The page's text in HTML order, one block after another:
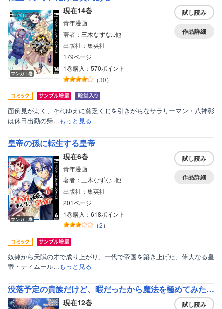
マンガ｜巻
現在14巻
青年漫画
著者：三木なずな...他
出版社：集英社
179ページ
1巻購入：570ポイント
（30）
試し読み
作品詳細
面倒見がよく、それゆえに貧乏くじを引きがちなサラリーマン・八神彰
は休日出勤の帰…もっと見る
皇帝の孫に転生する皇帝
マンガ｜巻
現在6巻
青年漫画
著者：三木なずな...他
出版社：集英社
201ページ
1巻購入：618ポイント
（2）
試し読み
作品詳細
奴隷から天賦の才で成り上がり、一代で帝国を築き上げた、偉大なる皇
帝・ティムール…もっと見る
没落予定の貴族だけど、暇だったから魔法を極めてみた＠COMIC
現在12巻 試し読み
ボーイズラブ
ティーンズラブ
美女・美少女
女性写真集